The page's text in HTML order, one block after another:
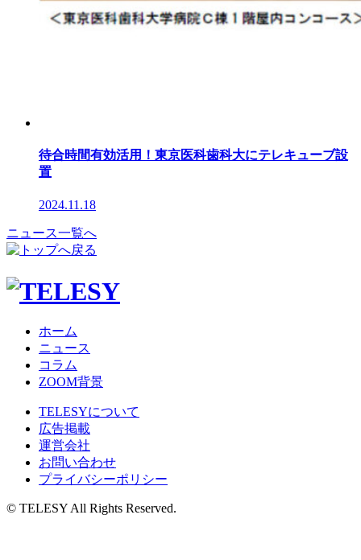
待合時間有効活用！東京医科歯科大にテレキューブ設
置
2024.11.18
ニュース一覧へ
ホーム
ニュース
コラム
ZOOM背景
TELESYについて
広告掲載
運営会社
お問い合わせ
プライバシーポリシー
© TELESY All Rights Reserved.